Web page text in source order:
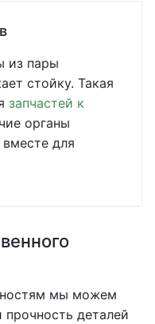
из пары
стойку. Такая
запчастей к
органы
для
мы можем
деталей